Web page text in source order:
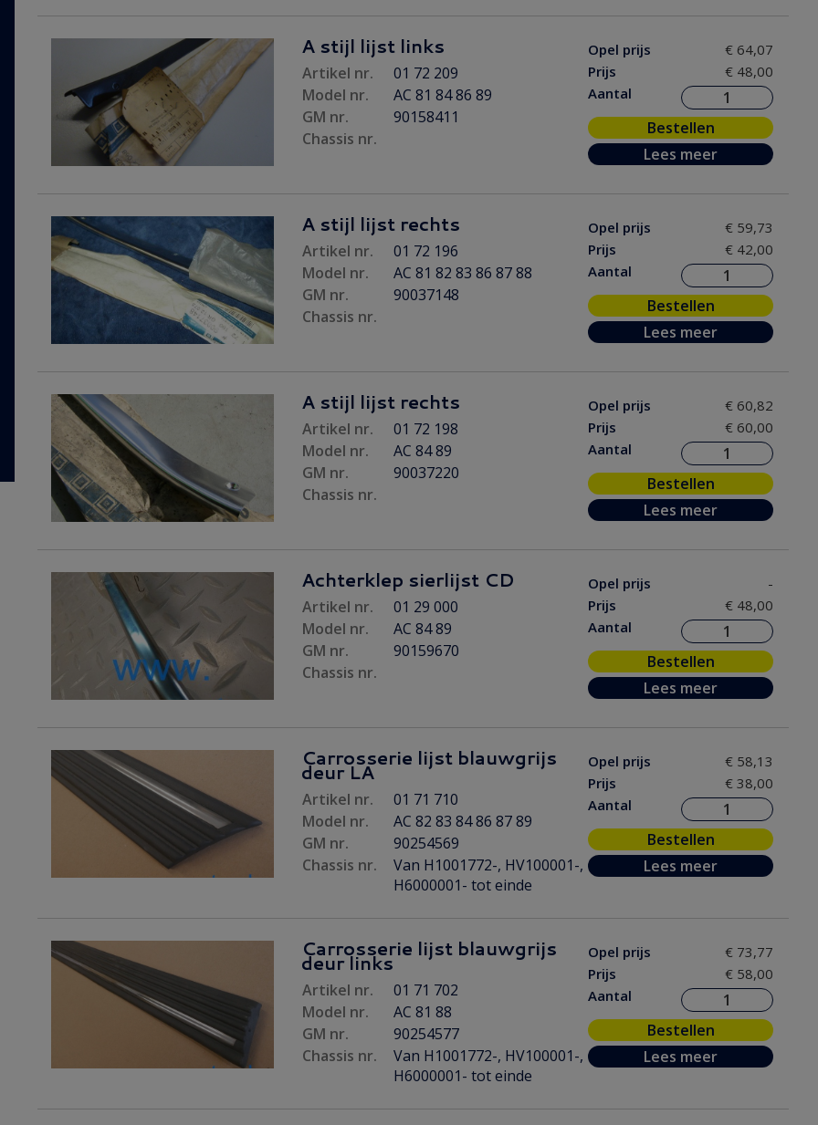
A stijl lijst links
Artikel nr.
01 72 209
Model nr.
AC 81 84 86 89
GM nr.
90158411
Chassis nr.
Opel prijs
€ 64,07
Prijs
€ 48,00
Aantal
Bestellen
Lees meer
A stijl lijst rechts
Artikel nr.
01 72 196
Model nr.
AC 81 82 83 86 87 88
GM nr.
90037148
Chassis nr.
Opel prijs
€ 59,73
Prijs
€ 42,00
Aantal
Bestellen
Lees meer
A stijl lijst rechts
Artikel nr.
01 72 198
Model nr.
AC 84 89
GM nr.
90037220
Chassis nr.
Opel prijs
€ 60,82
Prijs
€ 60,00
Aantal
Bestellen
Lees meer
Achterklep sierlijst CD
Artikel nr.
01 29 000
Model nr.
AC 84 89
GM nr.
90159670
Chassis nr.
Opel prijs
-
Prijs
€ 48,00
Aantal
Bestellen
Lees meer
Carrosserie lijst blauwgrijs
deur LA
Artikel nr.
01 71 710
Model nr.
AC 82 83 84 86 87 89
GM nr.
90254569
Chassis nr.
Van H1001772-, HV100001-,
H6000001- tot einde
Opel prijs
€ 58,13
Prijs
€ 38,00
Aantal
Bestellen
Lees meer
Carrosserie lijst blauwgrijs
deur links
Artikel nr.
01 71 702
Model nr.
AC 81 88
GM nr.
90254577
Chassis nr.
Van H1001772-, HV100001-,
H6000001- tot einde
Opel prijs
€ 73,77
Prijs
€ 58,00
Aantal
Bestellen
Lees meer